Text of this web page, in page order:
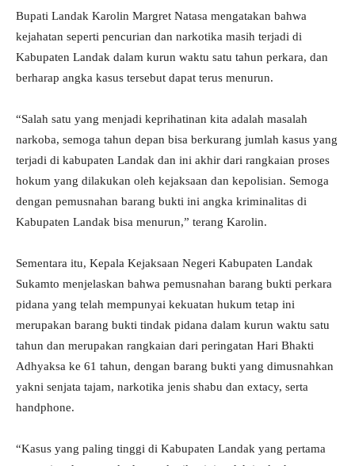
Bupati Landak Karolin Margret Natasa mengatakan bahwa
kejahatan seperti pencurian dan narkotika masih terjadi di
Kabupaten Landak dalam kurun waktu satu tahun perkara, dan
berharap angka kasus tersebut dapat terus menurun.
“Salah satu yang menjadi keprihatinan kita adalah masalah
narkoba, semoga tahun depan bisa berkurang jumlah kasus yang
terjadi di kabupaten Landak dan ini akhir dari rangkaian proses
hokum yang dilakukan oleh kejaksaan dan kepolisian. Semoga
dengan pemusnahan barang bukti ini angka kriminalitas di
Kabupaten Landak bisa menurun,” terang Karolin.
Sementara itu, Kepala Kejaksaan Negeri Kabupaten Landak
Sukamto menjelaskan bahwa pemusnahan barang bukti perkara
pidana yang telah mempunyai kekuatan hukum tetap ini
merupakan barang bukti tindak pidana dalam kurun waktu satu
tahun dan merupakan rangkaian dari peringatan Hari Bhakti
Adhyaksa ke 61 tahun, dengan barang bukti yang dimusnahkan
yakni senjata tajam, narkotika jenis shabu dan extacy, serta
handphone.
“Kasus yang paling tinggi di Kabupaten Landak yang pertama